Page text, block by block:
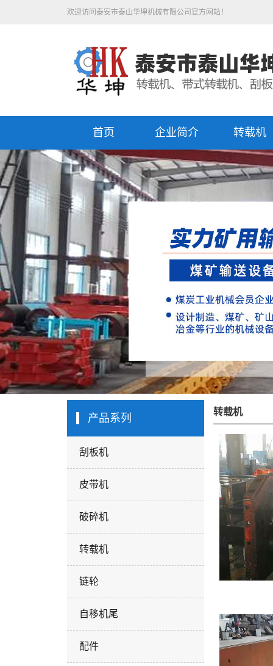
欢迎访问泰安市泰山华坤机械有限公司官方网站！
首页 企业简介 转载机
产品系列
刮板机
皮带机
破碎机
转载机
链轮
自移机尾
配件
转载机